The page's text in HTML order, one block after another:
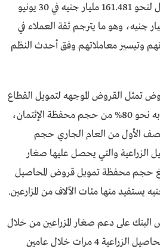
جنيه في 30 يونيو 2022 لتصل لنحو 161.481 مليار جنيه في 30 يونيو
بزيادة قدرها 42.15 مليار جنيه، وهو ما يترجم ثقة العملاء في
وتيسير معاملاتهم وفق أحدث النظم
تمثل القروض الموجهه لتمويل القطاع
الزراعي والصناعات المرتبطة به نحو 80% من حجم محفظة الإئتمان،
الأول من العام الجاري حجم
الزراعية والتي يحصل عليها صغار
5%، حيث بلغ حجم محفظة تمويل قروض المحاصيل
البنك على دعم صغار المزراعين من خلال
تعديل الفئات التسليفية للمحاصيل الزراعية 4 مرات خلال عامين